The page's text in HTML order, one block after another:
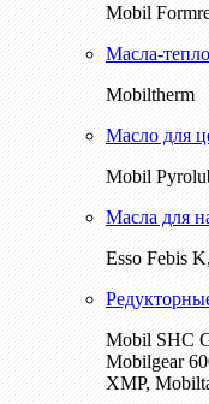
Mobil
Масла-
Mobiltherm
Масло для
Mobil
Масла для
Esso Febis
Mobil SHC
Mobilgear
XМP,